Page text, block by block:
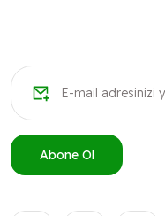
Abone Ol